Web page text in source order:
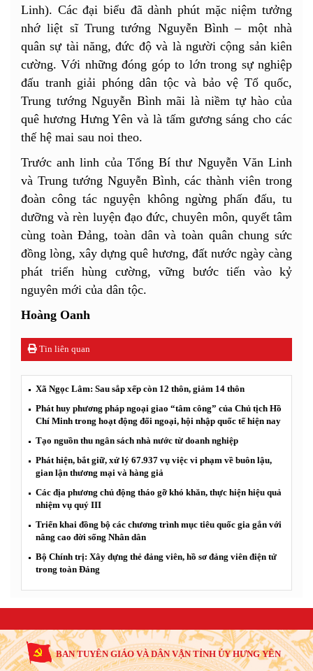
Linh). Các đại biểu đã dành phút mặc niệm tưởng
nhớ liệt sĩ Trung tướng Nguyễn Bình – một nhà
quân sự tài năng, đức độ và là người cộng sản kiên
cường. Với những đóng góp to lớn trong sự nghiệp
đấu tranh giải phóng dân tộc và bảo vệ Tổ quốc,
Trung tướng Nguyễn Bình mãi là niềm tự hào của
quê hương Hưng Yên và là tấm gương sáng cho các
thế hệ mai sau noi theo.
Trước anh linh của Tổng Bí thư Nguyễn Văn Linh
và Trung tướng Nguyễn Bình, các thành viên trong
đoàn công tác nguyện không ngừng phấn đấu, tu
dưỡng và rèn luyện đạo đức, chuyên môn, quyết tâm
cùng toàn Đảng, toàn dân và toàn quân chung sức
đồng lòng, xây dựng quê hương, đất nước ngày càng
phát triển hùng cường, vững bước tiến vào kỷ
nguyên mới của dân tộc.
Hoàng Oanh
Tin liên quan
Xã Ngọc Lâm: Sau sắp xếp còn 12 thôn, giảm 14 thôn
Phát huy phương pháp ngoại giao “tâm công” của Chủ tịch Hồ
Chí Minh trong hoạt động đối ngoại, hội nhập quốc tế hiện nay
Tạo nguồn thu ngân sách nhà nước từ doanh nghiệp
Phát hiện, bắt giữ, xử lý 67.937 vụ việc vi phạm về buôn lậu,
gian lận thương mại và hàng giả
Các địa phương chủ động tháo gỡ khó khăn, thực hiện hiệu quả
nhiệm vụ quý III
Triển khai đồng bộ các chương trình mục tiêu quốc gia gắn với
nâng cao đời sống Nhân dân
Bộ Chính trị: Xây dựng thẻ đảng viên, hồ sơ đảng viên điện tử
trong toàn Đảng
BAN TUYÊN GIÁO VÀ DÂN VẬN TỈNH ỦY HƯNG YÊN